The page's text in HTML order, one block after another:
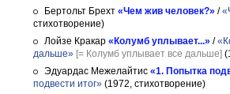
Бертольт Брехт «Чем жив человек?» /
стихотворение)
Лойзе Кракар «Колумб уплывает...» /
дальше» [= Колумб уплывает все дальше]
Эдуардас Межелайтис «1. Попытка
подвести итог» (1972, стихотворение)